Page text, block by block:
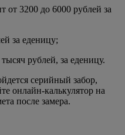
от 3200 до 6000 рублей за
за еденицу;
рублей, за еденицу.
серийный забор,
онлайн-калькулятор на
после замера.